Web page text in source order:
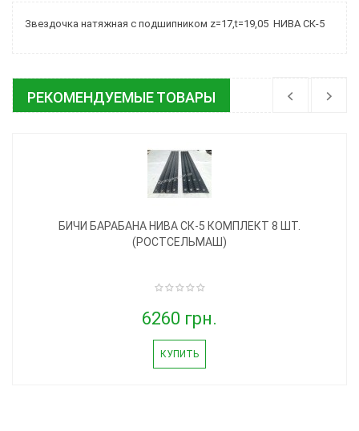
Звездочка натяжная с подшипником z=17,t=19,05 НИВА СК-5
РЕКОМЕНДУЕМЫЕ ТОВАРЫ
БИЧИ БАРАБАНА НИВА СК-5 КОМПЛЕКТ 8 ШТ.
(РОСТСЕЛЬМАШ)
6260 грн.
КУПИТЬ